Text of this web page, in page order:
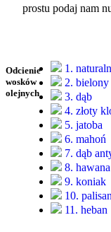
prostu podaj nam
Odcienie
wosków
olejnych
1.
2. bielony
3. dąb
4. złoty
5. jatoba
6. mahoń
7. dąb
8. hawana
9. koniak
10.
11. heban